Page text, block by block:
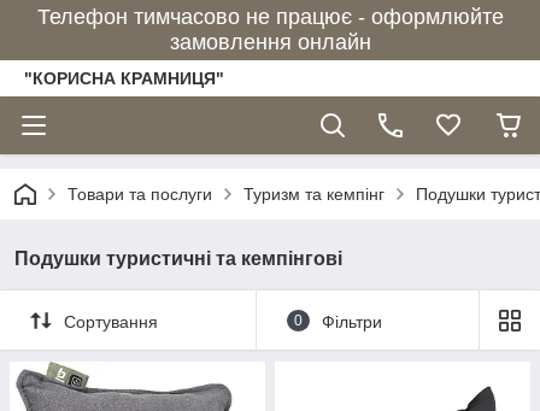
Телефон тимчасово не працює - оформлюйте
замовлення онлайн
"КОРИСНА КРАМНИЦЯ"
Товари та послуги Туризм та кемпінг Подушки
Подушки туристичні та кемпінгові
Сортування 0 Фільтри